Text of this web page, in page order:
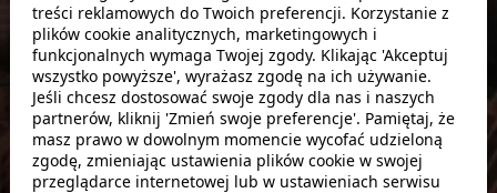
Szukaj
zwróć w innym miejscu
treści reklamowych do Twoich preferencji. Korzystanie z
plików cookie analitycznych, marketingowych i
funkcjonalnych wymaga Twojej zgody. Klikając 'Akceptuj
wszystko powyższe', wyrażasz zgodę na ich używanie.
Jeśli chcesz dostosować swoje zgody dla nas i naszych
partnerów, kliknij 'Zmień swoje preferencje'. Pamiętaj, że
masz prawo w dowolnym momencie wycofać udzieloną
zgodę, zmieniając ustawienia plików cookie w swojej
przeglądarce internetowej lub w ustawieniach serwisu